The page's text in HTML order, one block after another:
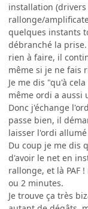
installation (drivers
rallonge/
quelques instants
débranché la
rien à faire, il
même si je ne fais
Je me dis "qu'à
même ordi a aussi
Donc j'échange
passe bien, il
laisser l'ordi
Du coup je me dis
d'avoir le net en
rallonge, et là PAF
ou 2 minutes.
Je trouve ça très